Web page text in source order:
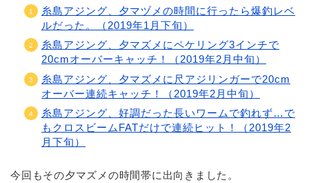
糸島アジング、夕マヅメの時間に行ったら爆釣レベ
ルだった。（2019年1月下旬）
糸島アジング、夕マズメにペケリング3インチで
20cmオーバーキャッチ！（2019年2月中旬）
糸島アジング、夕マズメに尺アジリンガーで20cm
オーバー連続キャッチ！（2019年2月中旬）
糸島アジング、好調だった長いワームで釣れず…で
もクロスビームFATだけで連続ヒット！（2019年2
月下旬）
今回もその夕マズメの時間帯に出向きました。